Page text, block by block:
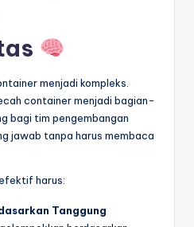
menjadi kompleks.
container menjadi bagian-
bagi tim pengembangan
jawab tanpa harus membaca
harus:
Tanggung